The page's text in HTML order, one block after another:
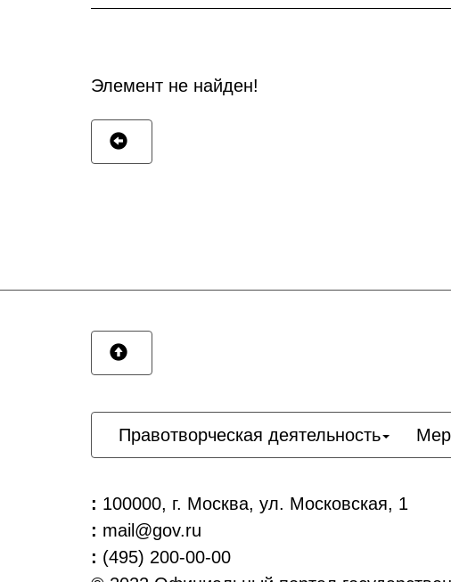
Элемент не найден!
Правотворческая деятельность
: 100000, г. Москва, ул. Московская, 1
: mail@gov.ru
: (495) 200-00-00